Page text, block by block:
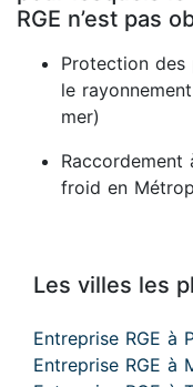
RGE n’est pas
Protection
le
mer)
froid en
Les villes les
Entreprise RGE à
Entreprise RGE à